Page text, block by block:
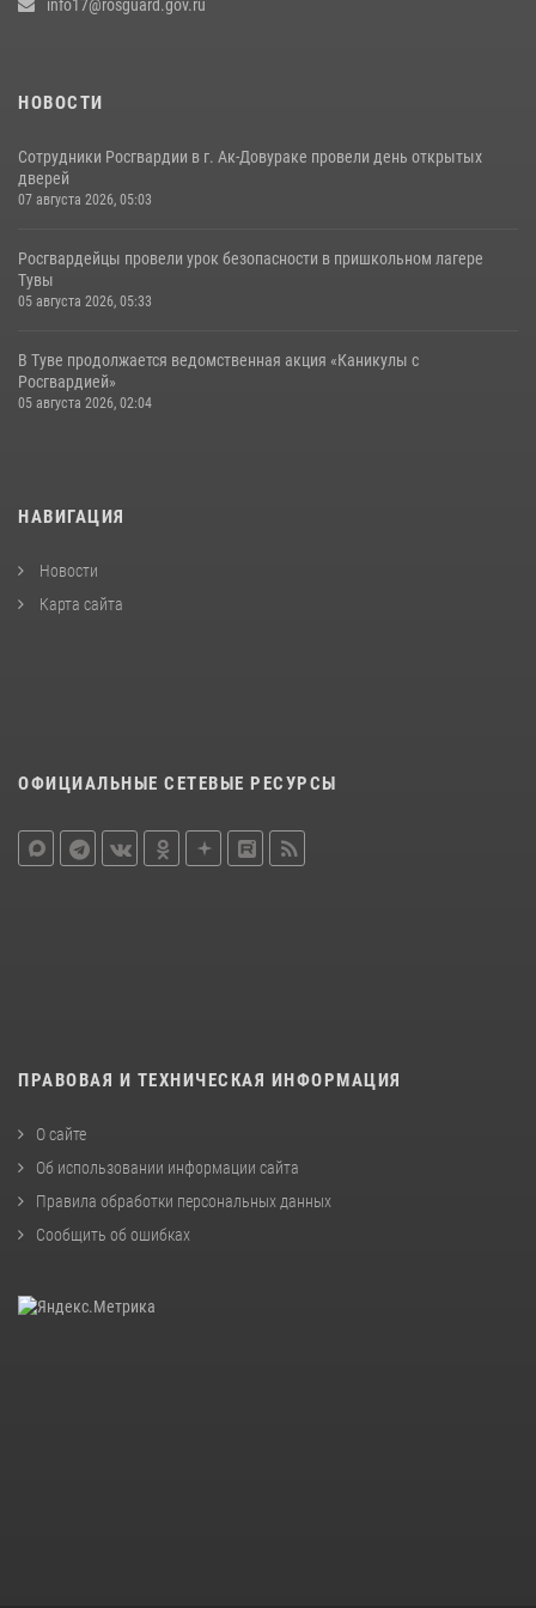
info17@rosguard.gov.ru
НОВОСТИ
Сотрудники Росгвардии в г. Ак-Довураке провели день открытых
дверей
07 августа 2026, 05:03
Росгвардейцы провели урок безопасности в пришкольном лагере
Тувы
05 августа 2026, 05:33
В Туве продолжается ведомственная акция «Каникулы с
Росгвардией»
05 августа 2026, 02:04
НАВИГАЦИЯ
Новости
Карта сайта
ОФИЦИАЛЬНЫЕ СЕТЕВЫЕ РЕСУРСЫ
ПРАВОВАЯ И ТЕХНИЧЕСКАЯ ИНФОРМАЦИЯ
О сайте
Об использовании информации сайта
Правила обработки персональных данных
Сообщить об ошибках